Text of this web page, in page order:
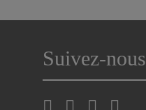
Suivez-nous